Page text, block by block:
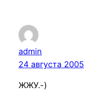
admin
24 августа 2005
ЖЖУ.-)